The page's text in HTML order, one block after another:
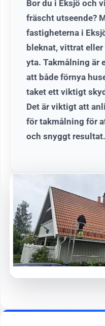
Bor du i Eksjö och
fräscht utseende?
fastigheterna i
bleknat, vittrat
yta. Takmålning är
att både förnya
taket ett viktigt
Det är viktigt att
för takmålning för
och snyggt resultat.